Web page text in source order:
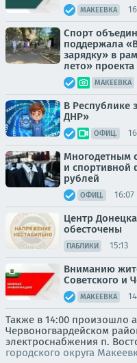
МАКЕЕВКА
Спорт
поддержала
зарядку» в
лето»
МАКЕЕВКА
В Республике
ДНР»
ОФИЦ.
Многодетным
и спортивной
рублей
ОФИЦ. 16:07
Центр
обесточены
ПАБЛИКИ 15:13
Вниманию
Советского и
МАКЕЕВКА
Также в 14:00 произошло
Червоногвардейском
электроснабжения п.
городского округа